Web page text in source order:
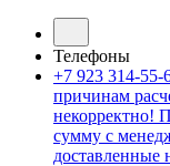
Телефоны
+7 923 314-55-
причинам
некорректно!
сумму с
доставленные